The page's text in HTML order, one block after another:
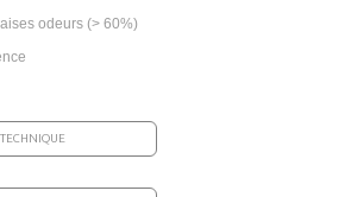
odeurs (> 60%)